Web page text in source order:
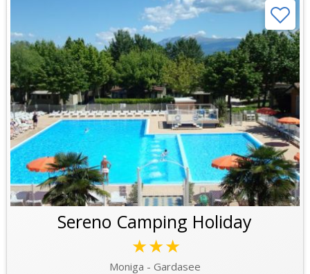
Sereno Camping Holiday
★★★
Moniga - Gardasee